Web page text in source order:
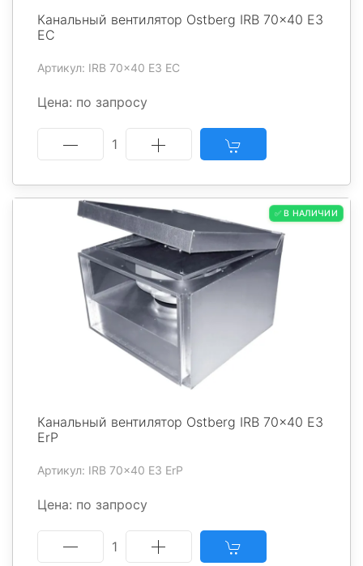
Канальный вентилятор Ostberg IRB 70x40 E3
EC
Артикул: IRB 70x40 E3 EC
Цена: по запросу
1
✅ В НАЛИЧИИ
Канальный вентилятор Ostberg IRB 70x40 E3
ErP
Артикул: IRB 70x40 E3 ErP
Цена: по запросу
1